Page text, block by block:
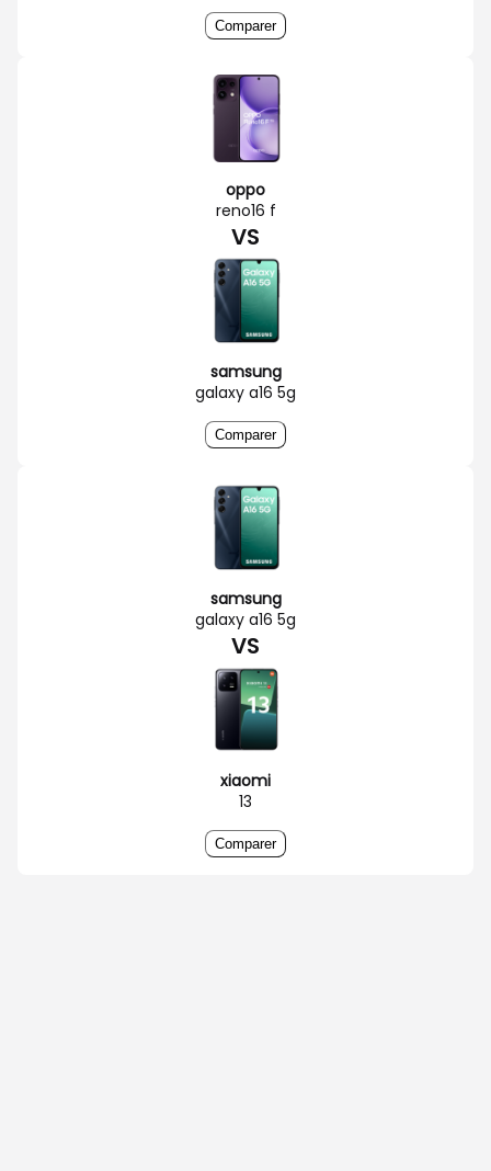
Comparer
oppo
reno16 f
VS
samsung
galaxy a16 5g
Comparer
samsung
galaxy a16 5g
VS
xiaomi
13
Comparer